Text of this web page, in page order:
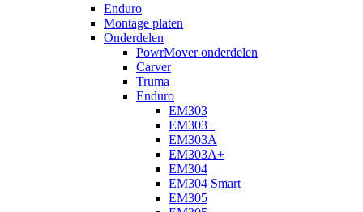
Enduro
Montage platen
Onderdelen
PowrMover onderdelen
Carver
Truma
Enduro
EM303
EM303+
EM303A
EM303A+
EM304
EM304 Smart
EM305